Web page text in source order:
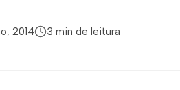
2014 3 min de leitura